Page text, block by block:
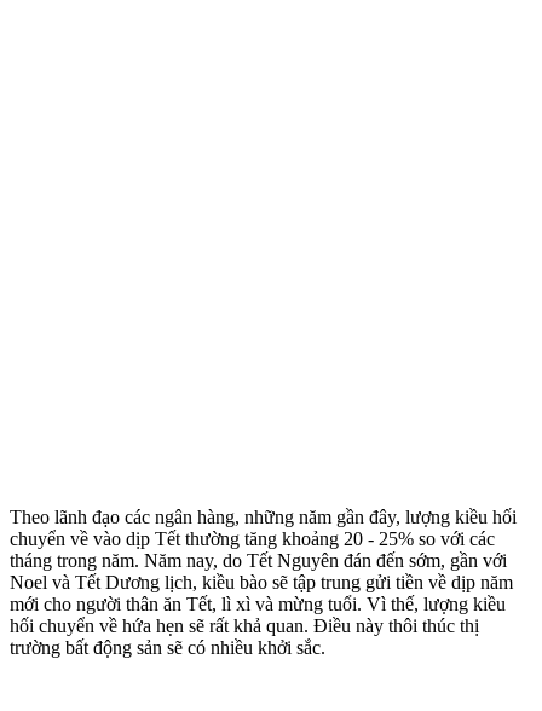
Theo lãnh đạo các ngân hàng, những năm gần đây, lượng kiều hối
chuyển về vào dịp Tết thường tăng khoảng 20 - 25% so với các
tháng trong năm. Năm nay, do Tết Nguyên đán đến sớm, gần với
Noel và Tết Dương lịch, kiều bào sẽ tập trung gửi tiền về dịp năm
mới cho người thân ăn Tết, lì xì và mừng tuổi. Vì thế, lượng kiều
hối chuyển về hứa hẹn sẽ rất khả quan. Điều này thôi thúc thị
trường bất động sản sẽ có nhiều khởi sắc.